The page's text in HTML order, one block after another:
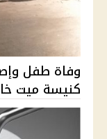
كنيسة ميت